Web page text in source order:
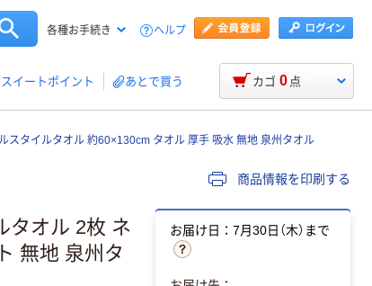
各種お手続き ヘルプ
スイートポイント あとで買う カゴ 0 点
スタイルタオル 約60×130cm タオル 厚手 吸水 無地 泉州タオル
商品情報を印刷する
タオル 2枚 ネ
無地 泉州タ
お届け日：7月30日（木）まで